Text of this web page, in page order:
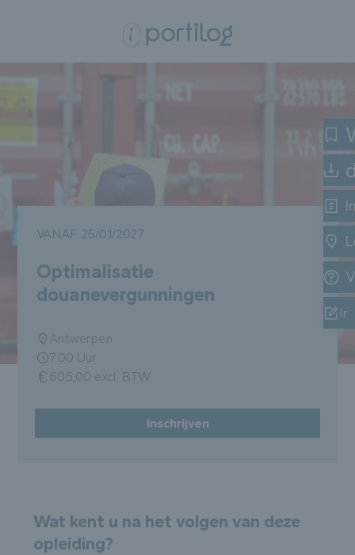
VANAF 25/01/2027
Optimalisatie
douanevergunningen
Antwerpen
7.00 Uur
605,00 excl. BTW
Inschrijven
Wat kent u na het volgen van deze
opleiding?